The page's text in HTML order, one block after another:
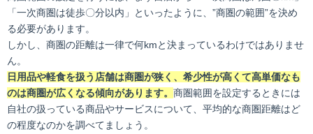
「一次商圏は徒歩〇分以内」といったように、”商圏の範囲”を決め
る必要があります。
しかし、商圏の距離は一律で何kmと決まっているわけではありませ
ん。
日用品や軽食を扱う店舗は商圏が狭く、希少性が高くて高単価なも
のは商圏が広くなる傾向があります。 商圏範囲を設定するときには
自社の扱っている商品やサービスについて、平均的な商圏距離はど
の程度なのかを調べてましょう。